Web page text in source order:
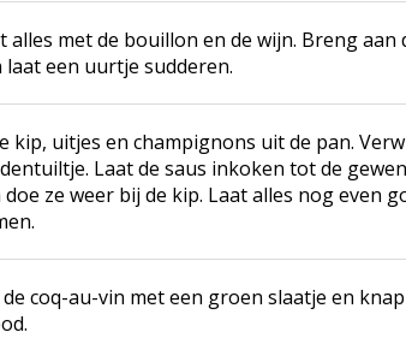
alles met de bouillon en de wijn. Breng aan
laat een uurtje sudderen.
kip, uitjes en champignons uit de pan.
Laat de saus inkoken tot de
ze weer bij de kip. Laat alles nog even
coq-au-vin met een groen slaatje en